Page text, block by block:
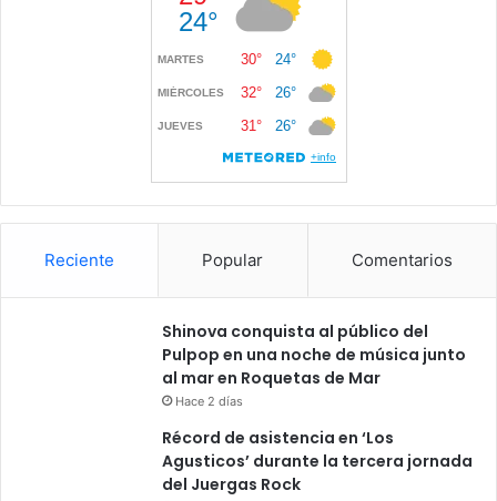
Reciente Popular Comentarios
Shinova conquista al público del
Pulpop en una noche de música junto
al mar en Roquetas de Mar
Hace 2 días
Récord de asistencia en ‘Los
Agusticos’ durante la tercera jornada
del Juergas Rock